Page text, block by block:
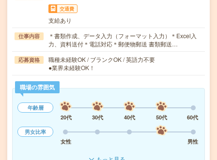
交通費
支給あり
仕事内容
＊書類作成、データ入力（フォーマット入力）＊Excel入
力、資料送付＊電話対応＊郵便物郵送 書類郵送…
応募資格
職種未経験OK / ブランクOK / 英語力不要
●業界未経験OK！
職場の雰囲気
年齢層
20代
30代 40代 50代
60代
男女比率
女性
男性